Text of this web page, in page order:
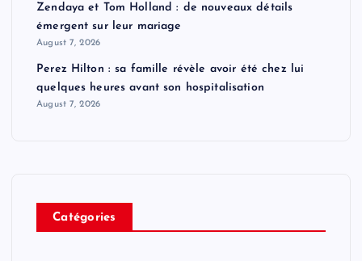
Zendaya et Tom Holland : de nouveaux détails
émergent sur leur mariage
August 7, 2026
Perez Hilton : sa famille révèle avoir été chez lui
quelques heures avant son hospitalisation
August 7, 2026
Catégories